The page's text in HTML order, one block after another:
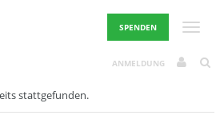
SPENDEN
ANMELDUNG
stattgefunden.